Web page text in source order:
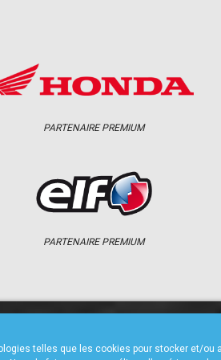
telles que les cookies pour stocker et/ou
PARTENAIRE PREMIUM
PARTENAIRE PREMIUM
CHAMPIONNAT